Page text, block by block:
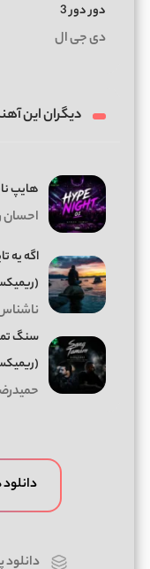
دور دور 3
دی جی ال
دیگران این
هایپ
احسان
اگه یه
سنگ